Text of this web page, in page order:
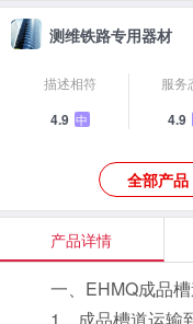
测维铁路专用器材
描述相符
4.9 中
服务
4.9
全部产品
产品详情
一、EHMQ成品